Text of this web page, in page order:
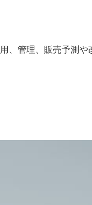
、管理、販売予測や